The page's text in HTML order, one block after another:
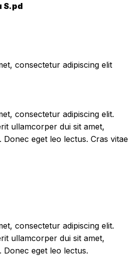
S.pd
consectetur adipiscing elit
consectetur adipiscing elit.
ullamcorper dui sit amet,
eget leo lectus. Cras vitae
consectetur adipiscing elit.
ullamcorper dui sit amet,
eget leo lectus.